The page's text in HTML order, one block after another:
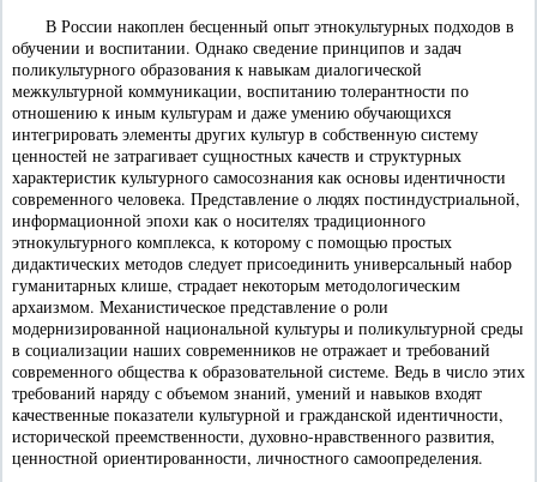
В России накоплен бесценный опыт этнокультурных подходов в
обучении и воспитании. Однако сведение принципов и задач
поликультурного образования к навыкам диалогической
межкультурной коммуникации, воспитанию толерантности по
отношению к иным культурам и даже умению обучающихся
интегрировать элементы других культур в собственную систему
ценностей не затрагивает сущностных качеств и структурных
характеристик культурного самосознания как основы идентичности
современного человека. Представление о людях постиндустриальной,
информационной эпохи как о носителях традиционного
этнокультурного комплекса, к которому с помощью простых
дидактических методов следует присоединить универсальный набор
гуманитарных клише, страдает некоторым методологическим
архаизмом. Механистическое представление о роли
модернизированной национальной культуры и поликультурной среды
в социализации наших современников не отражает и требований
современного общества к образовательной системе. Ведь в число этих
требований наряду с объемом знаний, умений и навыков входят
качественные показатели культурной и гражданской идентичности,
исторической преемственности, духовно-нравственного развития,
ценностной ориентированности, личностного самоопределения.